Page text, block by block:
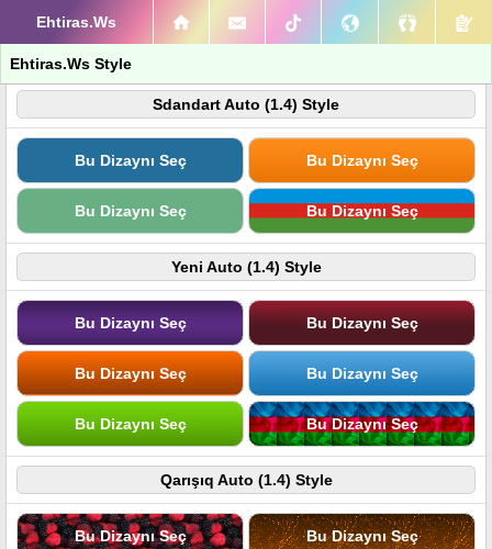
Ehtiras.Ws
Ehtiras.Ws Style
Sdandart Auto (1.4) Style
Bu Dizaynı Seç Bu Dizaynı Seç
Bu Dizaynı Seç Bu Dizaynı Seç
Yeni Auto (1.4) Style
Bu Dizaynı Seç Bu Dizaynı Seç
Bu Dizaynı Seç Bu Dizaynı Seç
Bu Dizaynı Seç Bu Dizaynı Seç
Qarışıq Auto (1.4) Style
Bu Dizaynı Seç Bu Dizaynı Seç